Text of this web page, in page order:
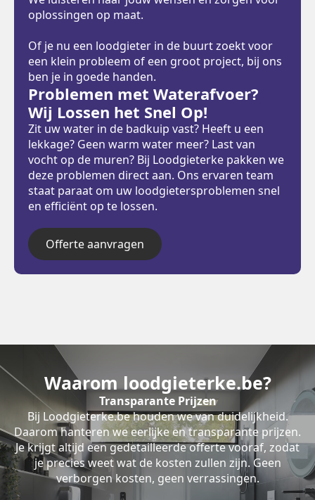
oplossingen op maat.
Of je nu een loodgieter in de buurt zoekt voor
een klein probleem of een groot project, bij ons
ben je in goede handen.
Problemen met Waterafvoer?
Wij Lossen het Snel Op!
Zit uw water in de badkuip vast? Heeft u een
lekkage? Geen warm water meer? Last van
vocht op de muren? Bij Loodgieterke pakken we
deze problemen direct aan. Ons ervaren team
staat paraat om uw loodgietersproblemen snel
en efficiënt op te lossen.
Offerte aanvragen
Waarom loodgieterke.be?
Transparante Prijzen
Bij Loodgieterke.be houden we van duidelijkheid.
Daarom hanteren we eerlijke en transparante prijzen.
Je krijgt altijd een gedetailleerde offerte vooraf, zodat
je precies weet wat de kosten zullen zijn. Geen
verborgen kosten, geen verrassingen.